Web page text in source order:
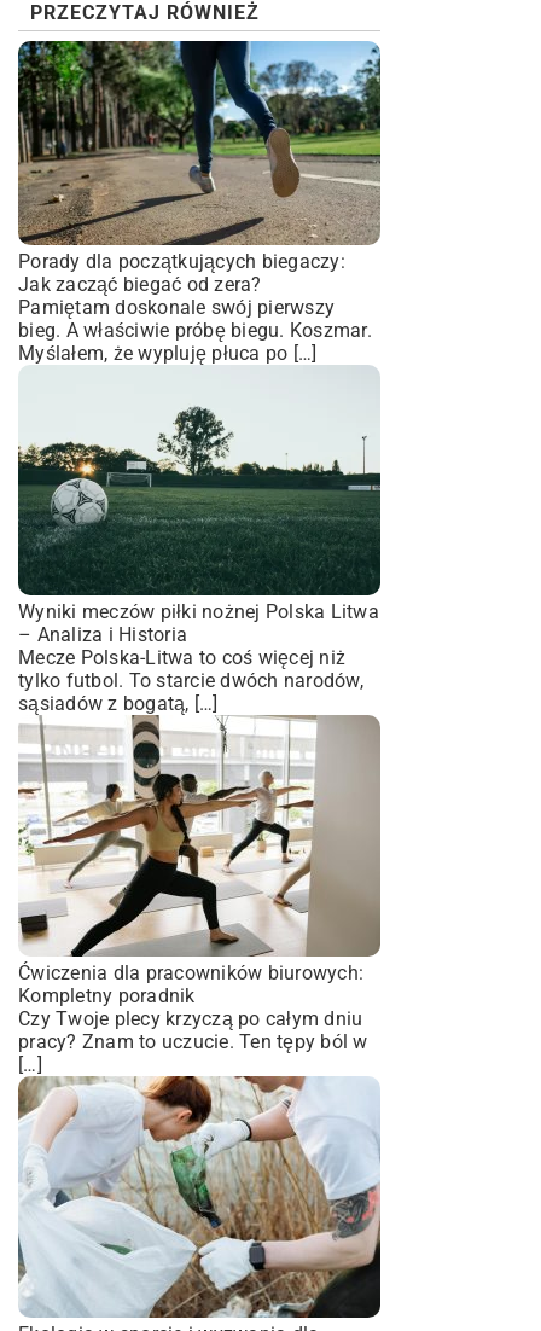
PRZECZYTAJ RÓWNIEŻ
Porady dla początkujących biegaczy:
Jak zacząć biegać od zera?
Pamiętam doskonale swój pierwszy
bieg. A właściwie próbę biegu. Koszmar.
Myślałem, że wypluję płuca po […]
Wyniki meczów piłki nożnej Polska Litwa
– Analiza i Historia
Mecze Polska-Litwa to coś więcej niż
tylko futbol. To starcie dwóch narodów,
sąsiadów z bogatą, […]
Ćwiczenia dla pracowników biurowych:
Kompletny poradnik
Czy Twoje plecy krzyczą po całym dniu
pracy? Znam to uczucie. Ten tępy ból w
[…]